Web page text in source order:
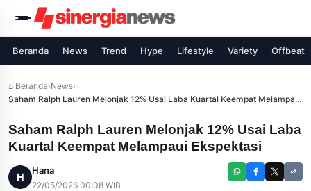
Beranda News Trend Hype Lifestyle Variety Offbeat
⌂ Beranda›News›
Saham Ralph Lauren Melonjak 12% Usai Laba Kuartal Keempat Melampaui
Ekspektasi
Saham Ralph Lauren Melonjak 12% Usai Laba
Kuartal Keempat Melampaui Ekspektasi
H
Hana
22/05/2026 00:08 WIB